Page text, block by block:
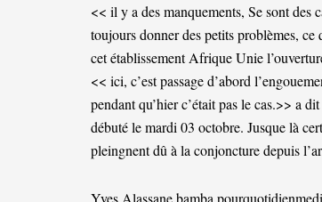
<< il y a des manquements, Se sont des
toujours donner des petits problèmes,
cet établissement Afrique Unie
<< ici, c’est passage d’abord
pendant qu’hier c’était pas le cas.>> a
débuté le mardi 03 octobre. Jusque là
pleingnent dû à la conjoncture depuis
Yves Alassane bamba